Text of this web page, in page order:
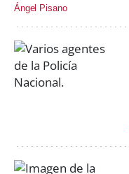
Ángel Pisano